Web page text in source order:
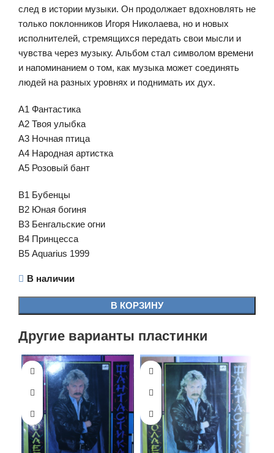
след в истории музыки. Он продолжает вдохновлять не
только поклонников Игоря Николаева, но и новых
исполнителей, стремящихся передать свои мысли и
чувства через музыку. Альбом стал символом времени
и напоминанием о том, как музыка может соединять
людей на разных уровнях и поднимать их дух.
А1 Фантастика
А2 Твоя улыбка
А3 Ночная птица
А4 Народная артистка
А5 Розовый бант
В1 Бубенцы
В2 Юная богиня
В3 Бенгальские огни
В4 Принцесса
В5 Aquarius 1999
В наличии
В КОРЗИНУ
Другие варианты пластинки